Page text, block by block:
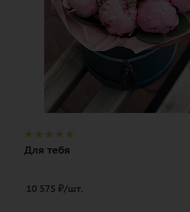
Для тебя
10 575 ₽/шт.